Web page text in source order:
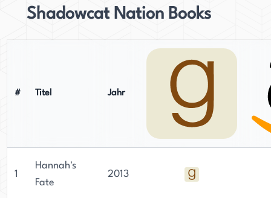
Shadowcat Nation Books
# Titel Jahr
1
Hannah's
Fate
2013